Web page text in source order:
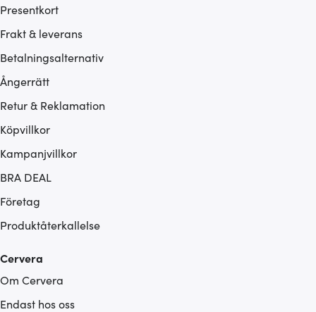
Presentkort
Frakt & leverans
Betalningsalternativ
Ångerrätt
Retur & Reklamation
Köpvillkor
Kampanjvillkor
BRA DEAL
Företag
Produktåterkallelse
Cervera
Om Cervera
Endast hos oss